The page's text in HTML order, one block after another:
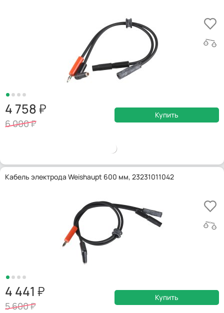
4 758
6 000
Купить
Кабель электрода Weishaupt 600 мм, 23231011042
4 441
5 600
Купить